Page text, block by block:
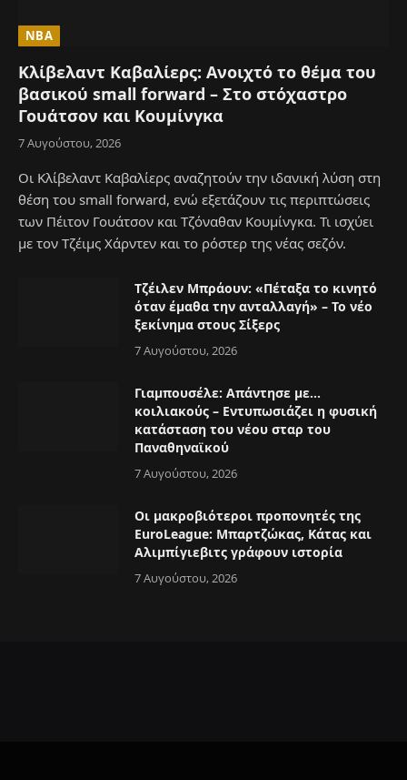
NBA
Κλίβελαντ Καβαλίερς: Ανοιχτό το θέμα του
βασικού small forward – Στο στόχαστρο
Γουάτσον και Κουμίνγκα
7 Αυγούστου, 2026
Οι Κλίβελαντ Καβαλίερς αναζητούν την ιδανική λύση στη
θέση του small forward, ενώ εξετάζουν τις περιπτώσεις
των Πέιτον Γουάτσον και Τζόναθαν Κουμίνγκα. Τι ισχύει
με τον Τζέιμς Χάρντεν και το ρόστερ της νέας σεζόν.
Τζέιλεν Μπράουν: «Πέταξα το κινητό
όταν έμαθα την ανταλλαγή» – Το νέο
ξεκίνημα στους Σίξερς
7 Αυγούστου, 2026
Γιαμπουσέλε: Απάντησε με…
κοιλιακούς – Εντυπωσιάζει η φυσική
κατάσταση του νέου σταρ του
Παναθηναϊκού
7 Αυγούστου, 2026
Οι μακροβιότεροι προπονητές της
EuroLeague: Μπαρτζώκας, Κάτας και
Αλιμπίγιεβιτς γράφουν ιστορία
7 Αυγούστου, 2026